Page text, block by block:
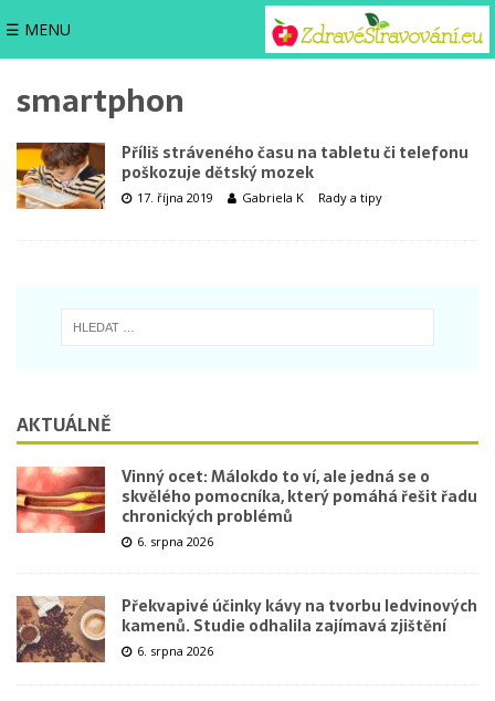
☰ MENU
smartphon
Příliš stráveného času na tabletu či telefonu
poškozuje dětský mozek
17. října 2019 Gabriela K Rady a tipy
AKTUÁLNĚ
Vinný ocet: Málokdo to ví, ale jedná se o
skvělého pomocníka, který pomáhá řešit řadu
chronických problémů
6. srpna 2026
Překvapivé účinky kávy na tvorbu ledvinových
kamenů. Studie odhalila zajímavá zjištění
6. srpna 2026